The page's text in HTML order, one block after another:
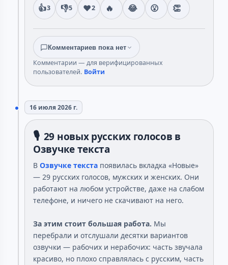
👍3 👎5 ❤️2 🔥 😂 😮 👏
Комментариев пока нет
Комментарии — для верифицированных
пользователей. Войти
16 июля 2026 г.
🎙️ 29 новых русских голосов в
Озвучке текста
В Озвучке текста появилась вкладка «Новые»
— 29 русских голосов, мужских и женских. Они
работают на любом устройстве, даже на слабом
телефоне, и ничего не скачивают на него.
За этим стоит большая работа. Мы
перебрали и отслушали десятки вариантов
озвучки — рабочих и нерабочих: часть звучала
красиво, но плохо справлялась с русским, часть